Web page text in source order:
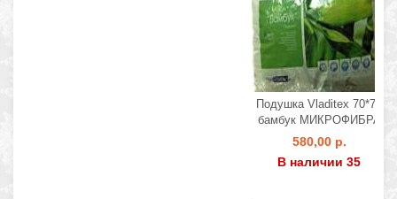
Подушка Vladitex 70*70
бамбук МИКРОФИБРА
580,00 р.
В наличии 35